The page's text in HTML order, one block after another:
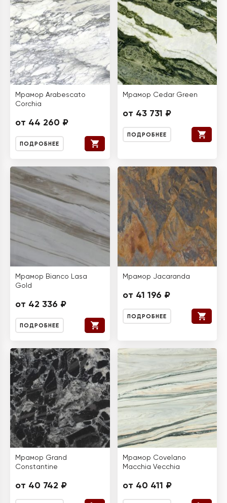
Мрамор Arabescato
Corchia
от 44 260 ₽
ПОДРОБНЕЕ
Мрамор Cedar Green
от 43 731 ₽
ПОДРОБНЕЕ
Мрамор Bianco Lasa
Gold
от 42 336 ₽
ПОДРОБНЕЕ
Мрамор Jacaranda
от 41 196 ₽
ПОДРОБНЕЕ
Мрамор Grand
Constantine
от 40 742 ₽
Мрамор Covelano
Macchia Vecchia
от 40 411 ₽